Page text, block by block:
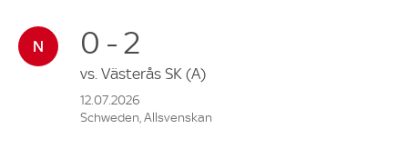
0 - 2
vs. Västerås SK (A)
12.07.2026
Schweden, Allsvenskan